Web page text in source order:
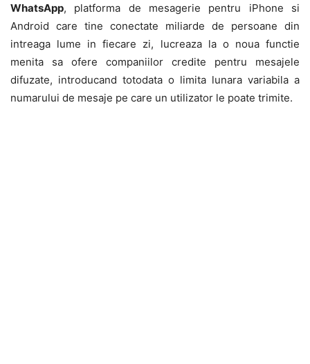
WhatsApp, platforma de mesagerie pentru iPhone si
Android care tine conectate miliarde de persoane din
intreaga lume in fiecare zi, lucreaza la o noua functie
menita sa ofere companiilor credite pentru mesajele
difuzate, introducand totodata o limita lunara variabila a
numarului de mesaje pe care un utilizator le poate trimite.